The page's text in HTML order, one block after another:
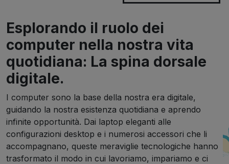
Esplorando il ruolo dei
computer nella nostra vita
quotidiana: La spina dorsale
digitale.
I computer sono la base della nostra era digitale,
guidando la nostra esistenza quotidiana e aprendo
infinite opportunità. Dai laptop eleganti alle
configurazioni desktop e i numerosi accessori che li
accompagnano, queste meraviglie tecnologiche hanno
trasformato il modo in cui lavoriamo, impariamo e ci